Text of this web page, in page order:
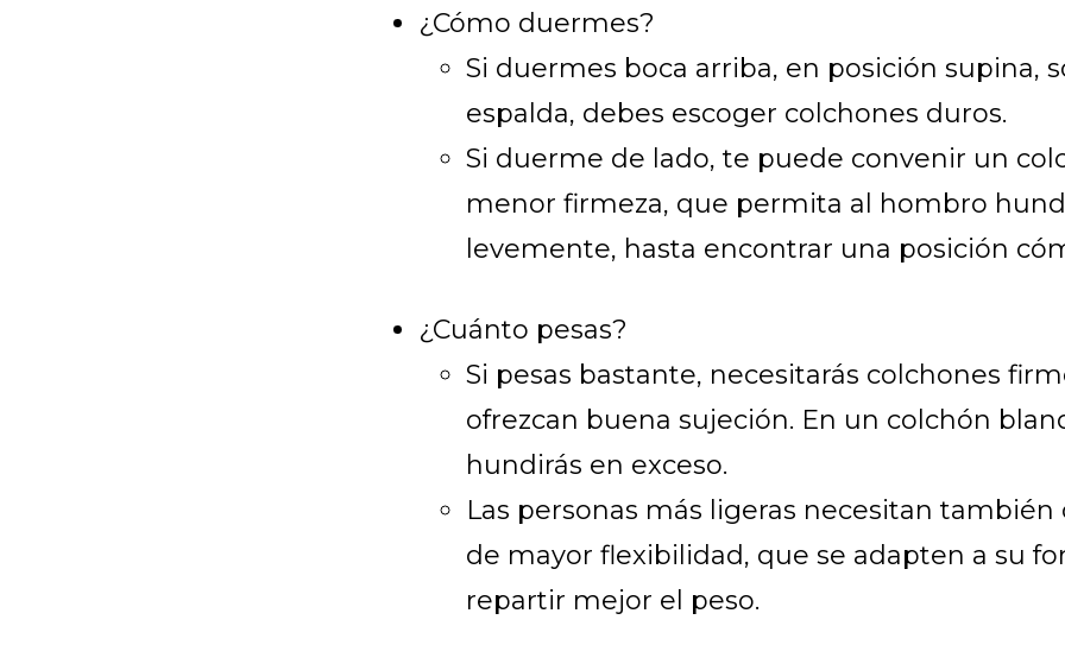
¿Cómo duermes?
Si duermes boca arriba, en posición supina,
espalda, debes escoger colchones duros.
Si duerme de lado, te puede convenir un
menor firmeza, que permita al hombro
levemente, hasta encontrar una posición
¿Cuánto pesas?
Si pesas bastante, necesitarás colchones
ofrezcan buena sujeción. En un colchón
hundirás en exceso.
Las personas más ligeras necesitan también
de mayor flexibilidad, que se adapten a su
repartir mejor el peso.